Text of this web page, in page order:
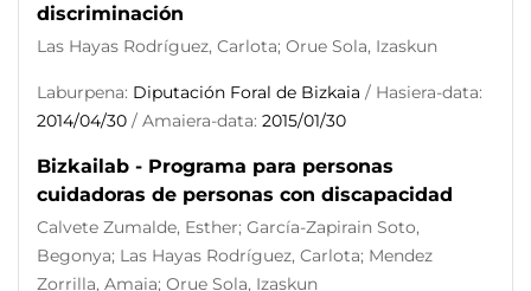
discriminación
Las Hayas Rodríguez, Carlota; Orue Sola, Izaskun
Laburpena: Diputación Foral de Bizkaia / Hasiera-data:
2014/04/30 / Amaiera-data: 2015/01/30
Bizkailab - Programa para personas
cuidadoras de personas con discapacidad
Calvete Zumalde, Esther; García-Zapirain Soto,
Begonya; Las Hayas Rodríguez, Carlota; Mendez
Zorrilla, Amaia; Orue Sola, Izaskun